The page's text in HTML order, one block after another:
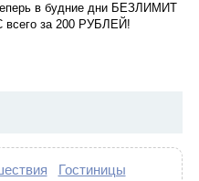
в будние дни БЕЗЛИМИТ
за 200 РУБЛЕЙ!
Гостиницы